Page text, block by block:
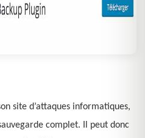
site d’attaques informatiques,
complet. Il peut donc